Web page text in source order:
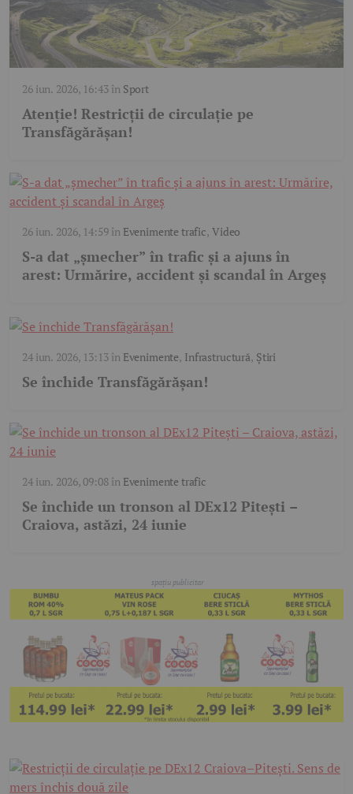
26 iun. 2026, 16:43în Sport
Atenție! Restricții de circulație pe
Transfăgărășan!
26 iun. 2026, 14:59în Evenimente trafic, Video
S-a dat „șmecher” în trafic și a ajuns în
arest: Urmărire, accident și scandal în Argeș
24 iun. 2026, 13:13în Evenimente, Infrastructură, Știri
Se închide Transfăgărășan!
24 iun. 2026, 09:08în Evenimente trafic
Se închide un tronson al DEx12 Pitești –
Craiova, astăzi, 24 iunie